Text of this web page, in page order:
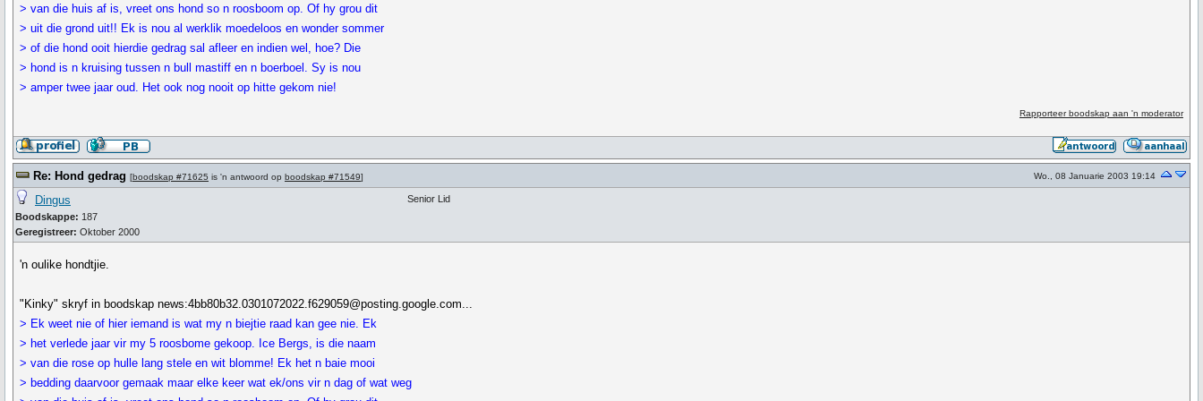
> van die huis af is, vreet ons hond so n roosboom op. Of hy grou dit
> uit die grond uit!! Ek is nou al werklik moedeloos en wonder sommer
> of die hond ooit hierdie gedrag sal afleer en indien wel, hoe? Die
> hond is n kruising tussen n bull mastiff en n boerboel. Sy is nou
> amper twee jaar oud. Het ook nog nooit op hitte gekom nie!
Rapporteer boodskap aan 'n moderator
Re: Hond gedrag [boodskap #71625 is 'n antwoord op boodskap #71549] Wo., 08 Januarie 2003 19:14
Dingus
Boodskappe: 187
Geregistreer: Oktober 2000
Senior Lid
'n oulike hondtjie.
"Kinky" skryf in boodskap news:4bb80b32.0301072022.f629059@posting.google.com...
> Ek weet nie of hier iemand is wat my n biejtie raad kan gee nie. Ek
> het verlede jaar vir my 5 roosbome gekoop. Ice Bergs, is die naam
> van die rose op hulle lang stele en wit blomme! Ek het n baie mooi
> bedding daarvoor gemaak maar elke keer wat ek/ons vir n dag of wat weg